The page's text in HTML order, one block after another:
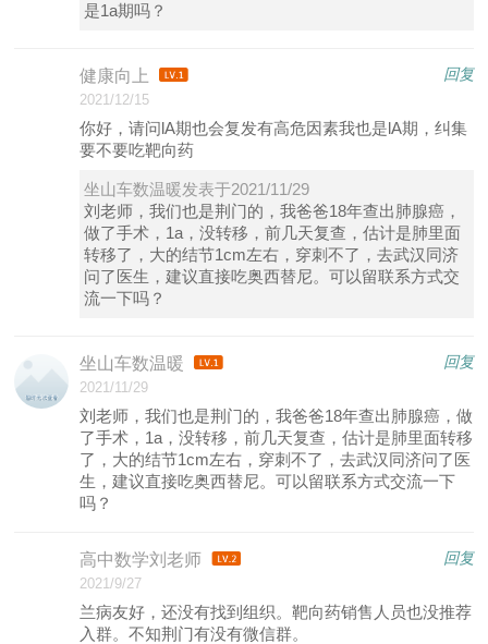
是1a期吗？
回复
健康向上
2021/12/15
你好，请问lA期也会复发有高危因素我也是lA期，纠集
要不要吃靶向药
坐山车数温暖发表于2021/11/29
刘老师，我们也是荆门的，我爸爸18年查出肺腺癌，
做了手术，1a，没转移，前几天复查，估计是肺里面
转移了，大的结节1cm左右，穿刺不了，去武汉同济
问了医生，建议直接吃奥西替尼。可以留联系方式交
流一下吗？
回复
坐山车数温暖
2021/11/29
刘老师，我们也是荆门的，我爸爸18年查出肺腺癌，做
了手术，1a，没转移，前几天复查，估计是肺里面转移
了，大的结节1cm左右，穿刺不了，去武汉同济问了医
生，建议直接吃奥西替尼。可以留联系方式交流一下
吗？
回复
高中数学刘老师
2021/9/27
兰病友好，还没有找到组织。靶向药销售人员也没推荐
入群。不知荆门有没有微信群。